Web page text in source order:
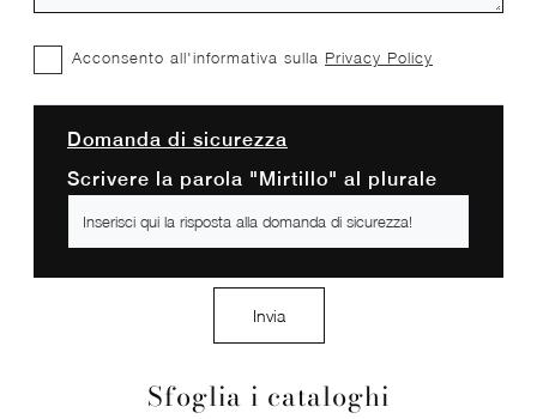
Sfoglia i cataloghi
Acconsento all'informativa sulla Privacy Policy
Domanda di sicurezza
Scrivere la parola "Mirtillo" al plurale
Invia